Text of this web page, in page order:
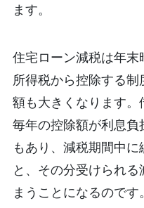
ます。
住宅ローン減税は年末
所得税から控除する
額も大きくなります。
毎年の控除額が利息
もあり、減税期間中
と、その分受けられ
まうことになるのです。